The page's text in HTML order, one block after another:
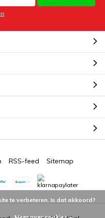
RSS-feed Sitemap
te verbeteren. Is dat akkoord?